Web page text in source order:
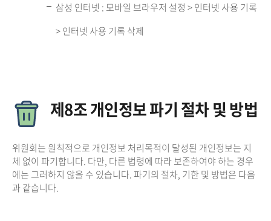
삼성 인터넷 : 모바일 브라우저 설정 > 인터넷 사용 기록
> 인터넷 사용 기록 삭제
제8조 개인정보 파기 절차 및 방법
위원회는 원칙적으로 개인정보 처리목적이 달성된 개인정보는 지
체 없이 파기합니다. 다만, 다른 법령에 따라 보존하여야 하는 경우
에는 그러하지 않을 수 있습니다. 파기의 절차, 기한 및 방법은 다음
과 같습니다.